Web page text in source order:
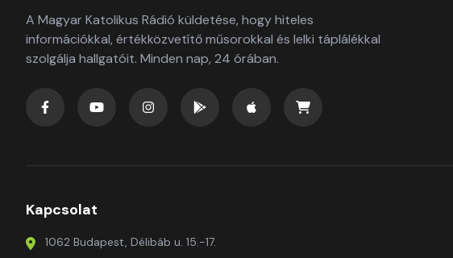
A Magyar Katolikus Rádió küldetése, hogy hiteles
információkkal, értékközvetítő műsorokkal és lelki táplálékkal
szolgálja hallgatóit. Minden nap, 24 órában.
Kapcsolat
1062 Budapest, Délibáb u. 15.-17.